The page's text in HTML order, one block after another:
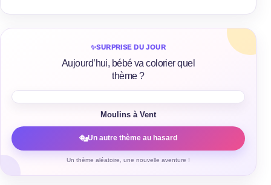
✨SURPRISE DU JOUR
Aujourd’hui, bébé va colorier quel
thème ?
Moulins à Vent
Un autre thème au hasard
Un thème aléatoire, une nouvelle aventure !